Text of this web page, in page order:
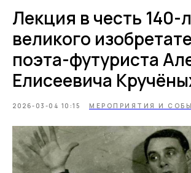
Лекция в честь 140-
великого
поэта-футуриста
Елисеевича
2026-03-04 10:15 МЕРОПРИЯТИЯ И